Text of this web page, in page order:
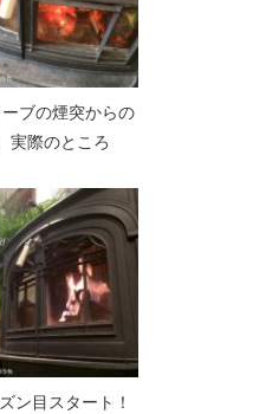
ブの煙突からの
実際のところ
ン目スタート！